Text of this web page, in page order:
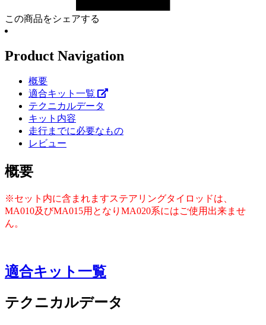
この商品をシェアする
Product Navigation
概要
適合キット一覧
テクニカルデータ
キット内容
走行までに必要なもの
レビュー
概要
※セット内に含まれますステアリングタイロッドは、
MA010及びMA015用となりMA020系にはご使用出来ませ
ん。
適合キット一覧
テクニカルデータ